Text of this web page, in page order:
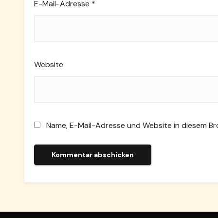
E-Mail-Adresse *
Website
Name, E-Mail-Adresse und Website in diesem